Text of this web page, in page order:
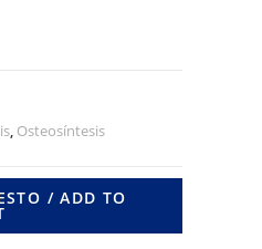
, Osteosíntesis
/ ADD TO